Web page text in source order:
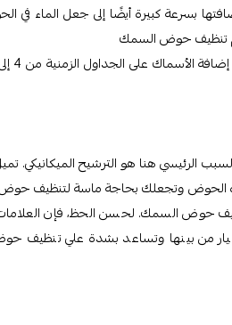
بسرعة كبيرة أيضًا إلى جعل الماء في
تنظيف حوض السمك
الرئيسي هنا هو الترشيح الميكانيكي.
الحوض وتجعلك بحاجة ماسة لتنظيف حوض
السمك. لحسن الحظ، فإن العلامات
من بينها وتساعد بشدة علي